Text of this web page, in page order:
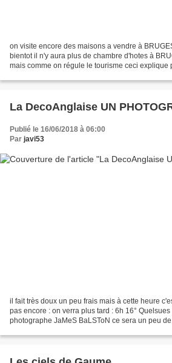
on visite encore des maisons a vendre à
bientot il n'y aura plus de chambre d'hotes à
mais comme on régule le tourisme ceci explique
La DecoAnglaise UN
Publié le 16/06/2018 à 06:00
Par javi53
il fait très doux un peu frais mais à cette heure
pas encore : on verra plus tard : 6h 16°
photographe JaMeS BaLSToN ce sera un peu